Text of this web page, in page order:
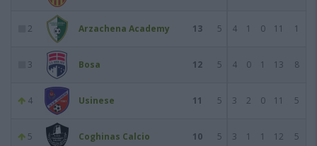
2 Arzachena Academy 13 5 4 1 0 11 1
3 Bosa 12 5 4 0 1 13 8
4 Usinese 11 5 3 2 0 11 5
5 Coghinas Calcio 10 5 3 1 1 12 5